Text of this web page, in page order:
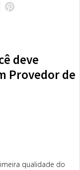
deve
Provedor de
qualidade do